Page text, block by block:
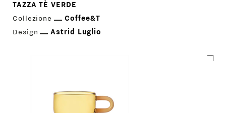
PRODOTTI
AZIENDA
TAZZA TÈ VERDE
Collezione
Coffee&T
Design
Astrid Luglio